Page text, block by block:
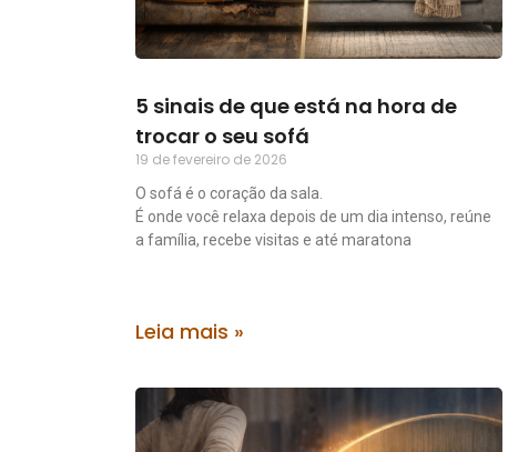
5 sinais de que está na hora de
trocar o seu sofá
19 de fevereiro de 2026
O sofá é o coração da sala.
É onde você relaxa depois de um dia intenso, reúne
a família, recebe visitas e até maratona
Leia mais »